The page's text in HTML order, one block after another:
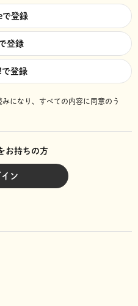
で登録
登録
で登録
みになり、 すべての内容に同意のう
お持ちの方
イン